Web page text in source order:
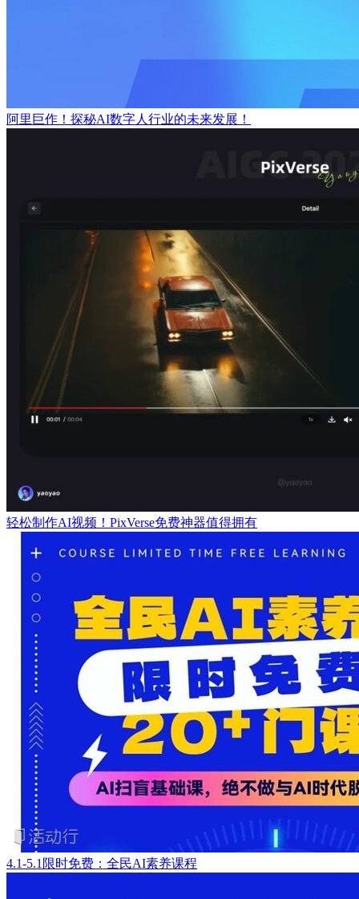
阿里巨作！探秘AI数字人行业的未来发展！
轻松制作AI视频！PixVerse免费神器值得拥有
4.1-5.1限时免费：全民AI素养课程